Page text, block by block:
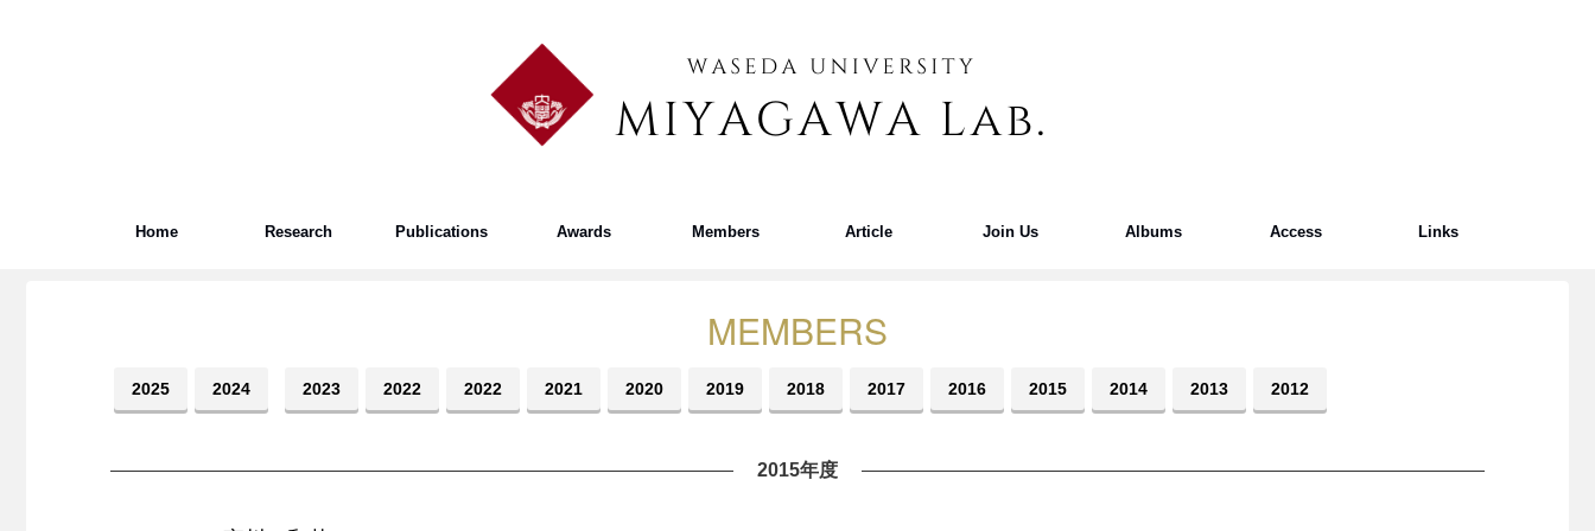
Home Research Publications Awards Members Article Join Us Albums Access Links
MEMBERS
2025 2024 2023 2022 2022 2021 2020 2019 2018 2017 2016 2015 2014 2013 2012
2015年度